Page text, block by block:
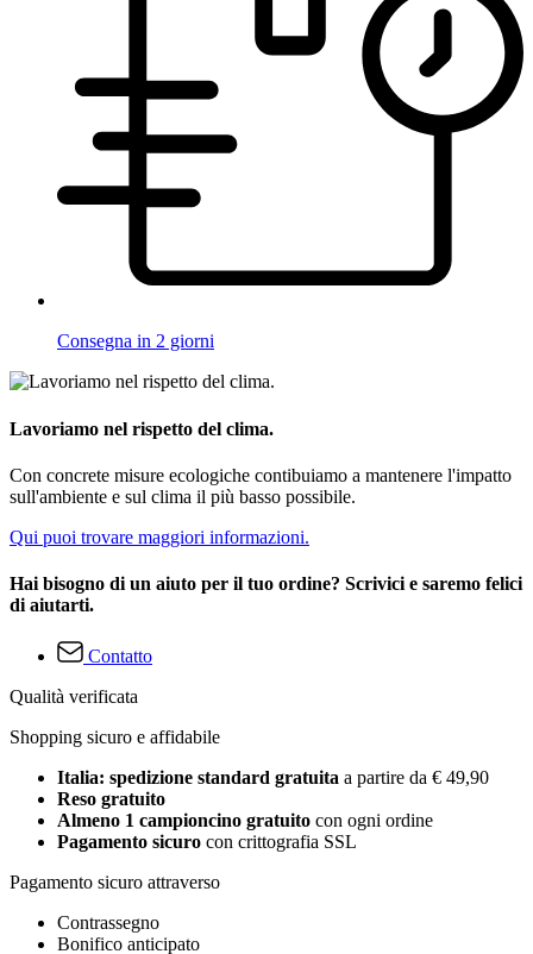
Consegna in 2 giorni
Lavoriamo nel rispetto del clima.
Con concrete misure ecologiche contibuiamo a mantenere l'impatto
sull'ambiente e sul clima il più basso possibile.
Qui puoi trovare maggiori informazioni.
Hai bisogno di un aiuto per il tuo ordine? Scrivici e saremo felici
di aiutarti.
Contatto
Qualità verificata
Shopping sicuro e affidabile
Italia: spedizione standard gratuita a partire da € 49,90
Reso gratuito
Almeno 1 campioncino gratuito con ogni ordine
Pagamento sicuro con crittografia SSL
Pagamento sicuro attraverso
Contrassegno
Bonifico anticipato